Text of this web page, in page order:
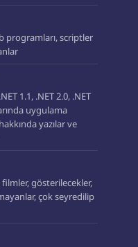
programları, scriptler
1.1, .NET 2.0, .NET
uygulama
yazılar ve
gösterilecekler,
çok seyredilip